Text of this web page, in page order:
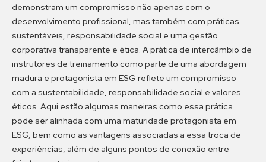
demonstram um compromisso não apenas com o
desenvolvimento profissional, mas também com práticas
sustentáveis, responsabilidade social e uma gestão
corporativa transparente e ética. A prática de intercâmbio de
instrutores de treinamento como parte de uma abordagem
madura e protagonista em ESG reflete um compromisso
com a sustentabilidade, responsabilidade social e valores
éticos. Aqui estão algumas maneiras como essa prática
pode ser alinhada com uma maturidade protagonista em
ESG, bem como as vantagens associadas a essa troca de
experiências, além de alguns pontos de conexão entre